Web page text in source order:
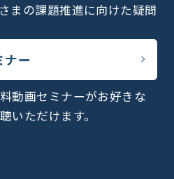
まの課題推進に向けた疑問
ナー
動画セミナーがお好きな
いただけます。